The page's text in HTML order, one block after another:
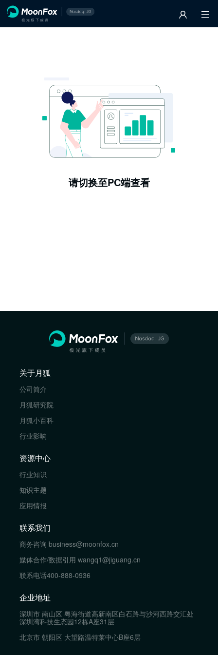
请切换至PC端查看
关于月狐
公司简介
月狐研究院
月狐小百科
行业影响
资源中心
行业知识
知识主题
应用情报
联系我们
商务咨询 business@moonfox.cn
媒体合作/数据引用 wangq1@jiguang.cn
联系电话400-888-0936
企业地址
深圳市 南山区 粤海街道高新南区白石路与沙河西路交汇处
深圳湾科技生态园12栋A座31层
北京市 朝阳区 大望路温特莱中心B座6层